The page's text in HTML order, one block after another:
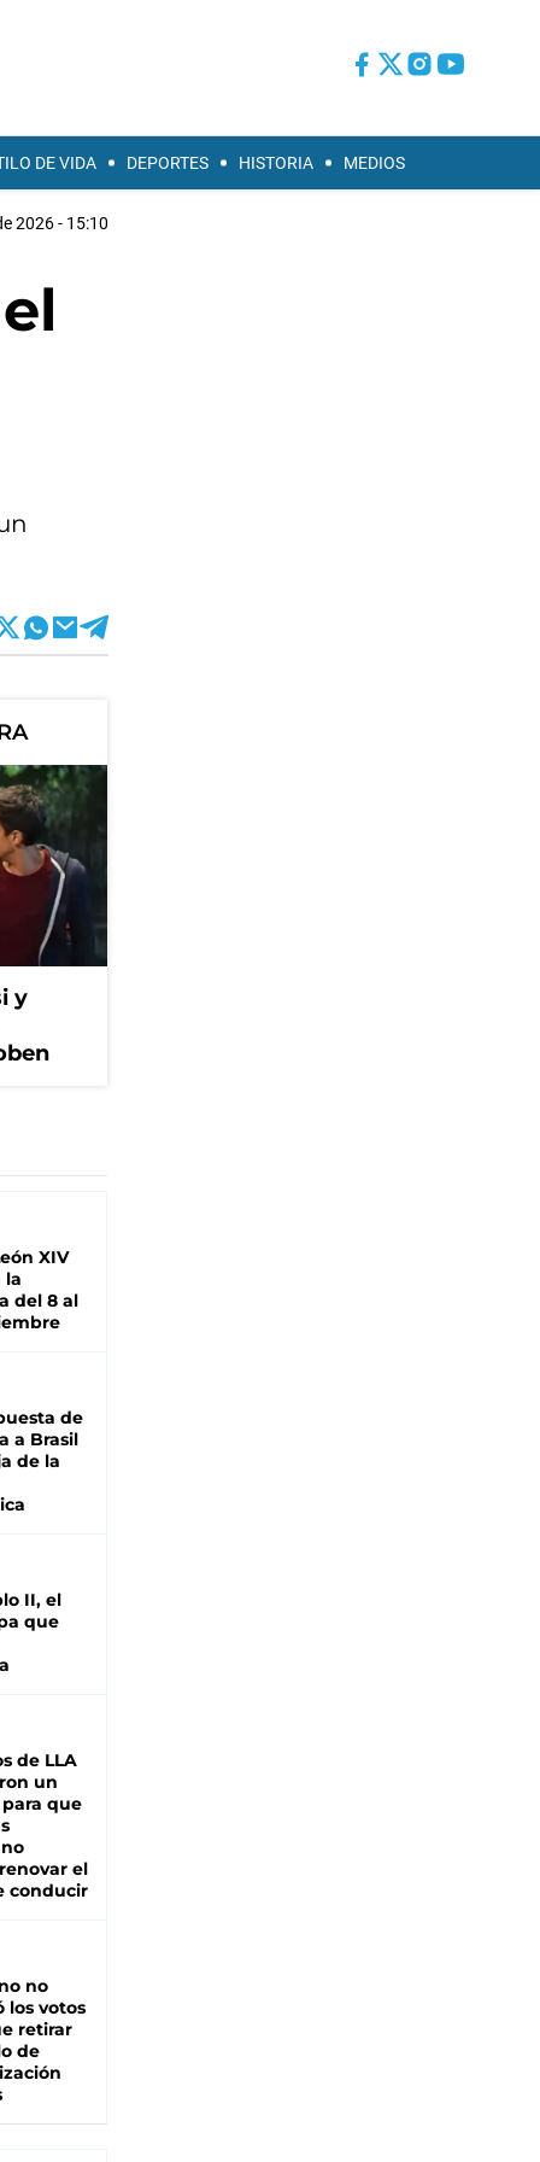
DE VIDA DEPORTES HISTORIA MEDIOS
2026 - 15:10
y
XIV
la
del 8 al
de
a Brasil
de la
II, el
que
de LLA
un
que
el
conducir
no
los votos
retirar
de